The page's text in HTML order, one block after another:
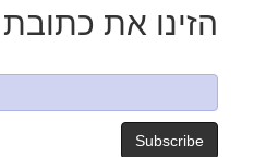
הזינו את